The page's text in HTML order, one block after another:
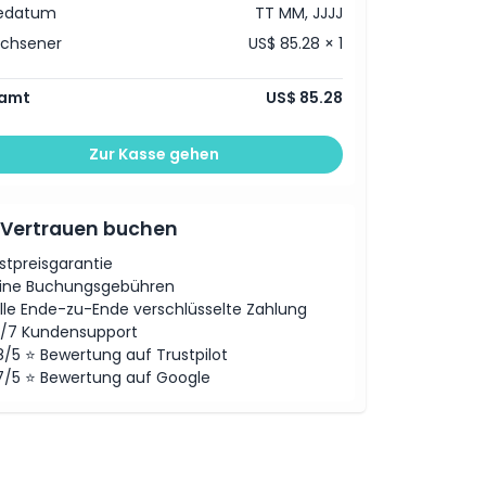
TT MM, JJJJ
US$ 85.28 × 1
US$ 85.28
Zur Kasse gehen
buchen
Buchungsgebühren
Ende-zu-Ende verschlüsselte Zahlung
7 Kundensupport
5 ⭐ Bewertung auf Trustpilot
5 ⭐ Bewertung auf Google